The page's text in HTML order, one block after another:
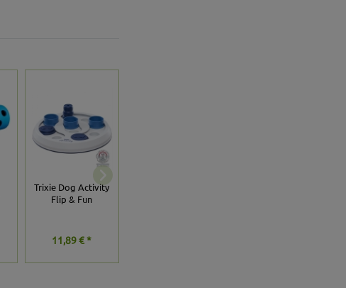
Trixie Dog Activity
Flip & Fun
11,89 € *